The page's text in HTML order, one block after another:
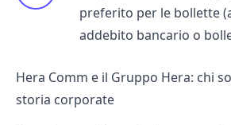
preferito per le bollette
addebito bancario o
Hera Comm e il Gruppo Hera: chi
storia corporate